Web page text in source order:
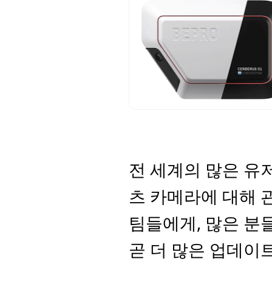
전 세계의 많은 유
츠 카메라에 대해
팀들에게, 많은 분
곧 더 많은 업데이